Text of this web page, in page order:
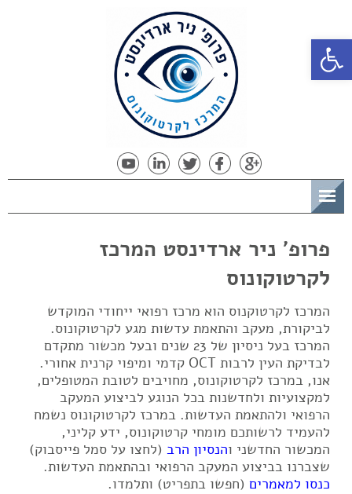
פתח סרגל נגישות
פרופ' ניר ארדינסט המרכז
לקרטוקונוס
המרכז לקרטוקנוס הוא מרכז רפואי ייחודי המוקדש
לביקורת, מעקב והתאמת עדשות מגע לקרטוקונוס.
המרכז בעל ניסיון של 23 שנים ובעל מכשור מתקדם
לבדיקת העין לרבות OCT קדמי ומיפוי קרנית אחורי.
אנו, במרכז לקרטוקונוס, מחויבים לטובת המטופלים,
למקצועיות ולחדשנות בכל הנוגע לביצוע המעקב
הרפואי ולהתאמת העדשות. במרכז לקרטוקונוס נשמח
להעמיד לרשותכם מומחי קרטוקונוס, ידע קליני,
המכשור החדשני והנסיון הרב (לחצו על סמל פייסבוק)
שצברנו בביצוע המעקב הרפואי ובהתאמת העדשות.
כנסו למאמרים (חפשו בתפריט) ותלמדו.